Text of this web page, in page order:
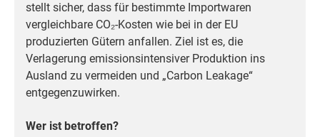
stellt sicher, dass für bestimmte Importwaren
vergleichbare CO₂-Kosten wie bei in der EU
produzierten Gütern anfallen. Ziel ist es, die
Verlagerung emissionsintensiver Produktion ins
Ausland zu vermeiden und „Carbon Leakage“
entgegenzuwirken.
Wer ist betroffen?